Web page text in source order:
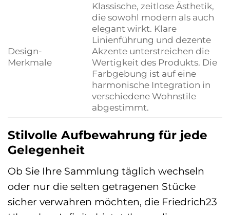
Design-
Merkmale
Klassische, zeitlose Ästhetik,
die sowohl modern als auch
elegant wirkt. Klare
Linienführung und dezente
Akzente unterstreichen die
Wertigkeit des Produkts. Die
Farbgebung ist auf eine
harmonische Integration in
verschiedene Wohnstile
abgestimmt.
Stilvolle Aufbewahrung für jede
Gelegenheit
Ob Sie Ihre Sammlung täglich wechseln
oder nur die selten getragenen Stücke
sicher verwahren möchten, die Friedrich23